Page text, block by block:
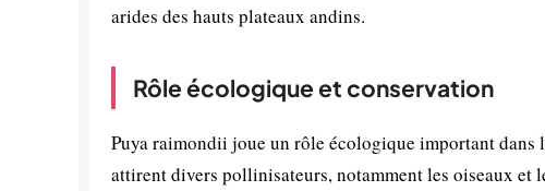
arides des hauts plateaux andins.
Rôle écologique et conservation
Puya raimondii joue un rôle écologique important dans
attirent divers pollinisateurs, notamment les oiseaux et